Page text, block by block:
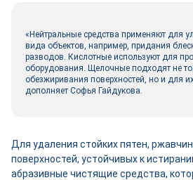
«Нейтральные средства применяют для
вида объектов, например, придания
разводов. Кислотные используют для
оборудования. Щелочные подходят не
обезжиривания поверхностей, но и для
дополняет Софья Гайдукова.
Для удаления стойких пятен,
поверхностей, устойчивых к
абразивные чистящие средства,